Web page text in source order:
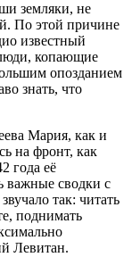
земляки, не
По этой причине
известный
копающие
опозданием
знать, что
Мария, как и
на фронт, как
года её
важные сводки с
так: читать
поднимать
Левитан.